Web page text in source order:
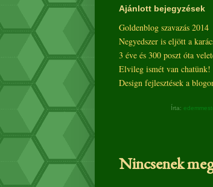
Ajánlott bejegyzések
Goldenblog szavazás 2014
Negyedszer is eljött a
3 éve és 300 poszt óta
Elvileg ismét van chatünk!
Design fejlesztések a
Írta:
Nincsenek